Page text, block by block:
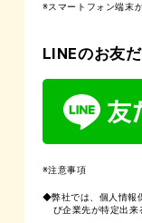
※スマートフォン端末
LINEのお友
※注意事項
◆弊社では、個人情報
び企業先が特定出来